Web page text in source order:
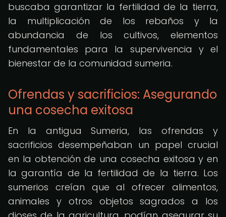
buscaba garantizar la fertilidad de la tierra,
la multiplicación de los rebaños y la
abundancia de los cultivos, elementos
fundamentales para la supervivencia y el
bienestar de la comunidad sumeria.
Ofrendas y sacrificios: Asegurando
una cosecha exitosa
En la antigua Sumeria, las ofrendas y
sacrificios desempeñaban un papel crucial
en la obtención de una cosecha exitosa y en
la garantía de la fertilidad de la tierra. Los
sumerios creían que al ofrecer alimentos,
animales y otros objetos sagrados a los